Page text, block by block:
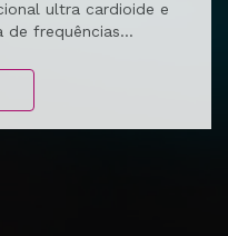
ultra cardioide e
frequências...